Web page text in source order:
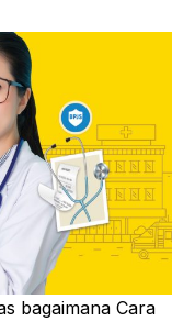
bagaimana Cara